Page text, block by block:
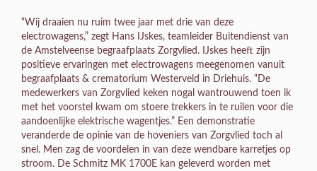
“Wij draaien nu ruim twee jaar met drie van deze
electrowagens,” zegt Hans IJskes, teamleider Buitendienst van
de Amstelveense begraafplaats Zorgvlied. IJskes heeft zijn
positieve ervaringen met electrowagens meegenomen vanuit
begraafplaats & crematorium Westerveld in Driehuis. “De
medewerkers van Zorgvlied keken nogal wantrouwend toen ik
met het voorstel kwam om stoere trekkers in te ruilen voor die
aandoenlijke elektrische wagentjes.” Een demonstratie
veranderde de opinie van de hoveniers van Zorgvlied toch al
snel. Men zag de voordelen in van deze wendbare karretjes op
stroom. De Schmitz MK 1700E kan geleverd worden met